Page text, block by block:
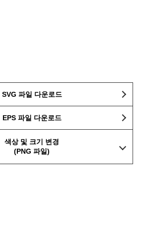
SVG 파일 다운로드
EPS 파일 다운로드
색상 및 크기 변경
(PNG 파일)